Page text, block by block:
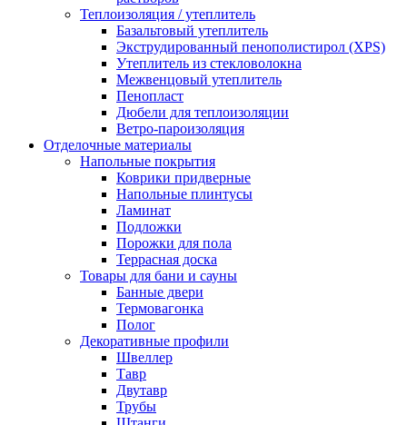
Теплоизоляция / утеплитель
Базальтовый утеплитель
Экструдированный пенополистирол (XPS)
Утеплитель из стекловолокна
Межвенцовый утеплитель
Пенопласт
Дюбели для теплоизоляции
Ветро-пароизоляция
Отделочные материалы
Напольные покрытия
Коврики придверные
Напольные плинтусы
Ламинат
Подложки
Порожки для пола
Террасная доска
Товары для бани и сауны
Банные двери
Термовагонка
Полог
Декоративные профили
Швеллер
Тавр
Двутавр
Трубы